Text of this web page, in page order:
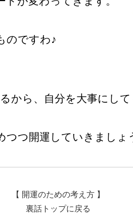
のですわ♪
から、自分を大事にし
【 開運のための考え方 】
裏話トップに戻る